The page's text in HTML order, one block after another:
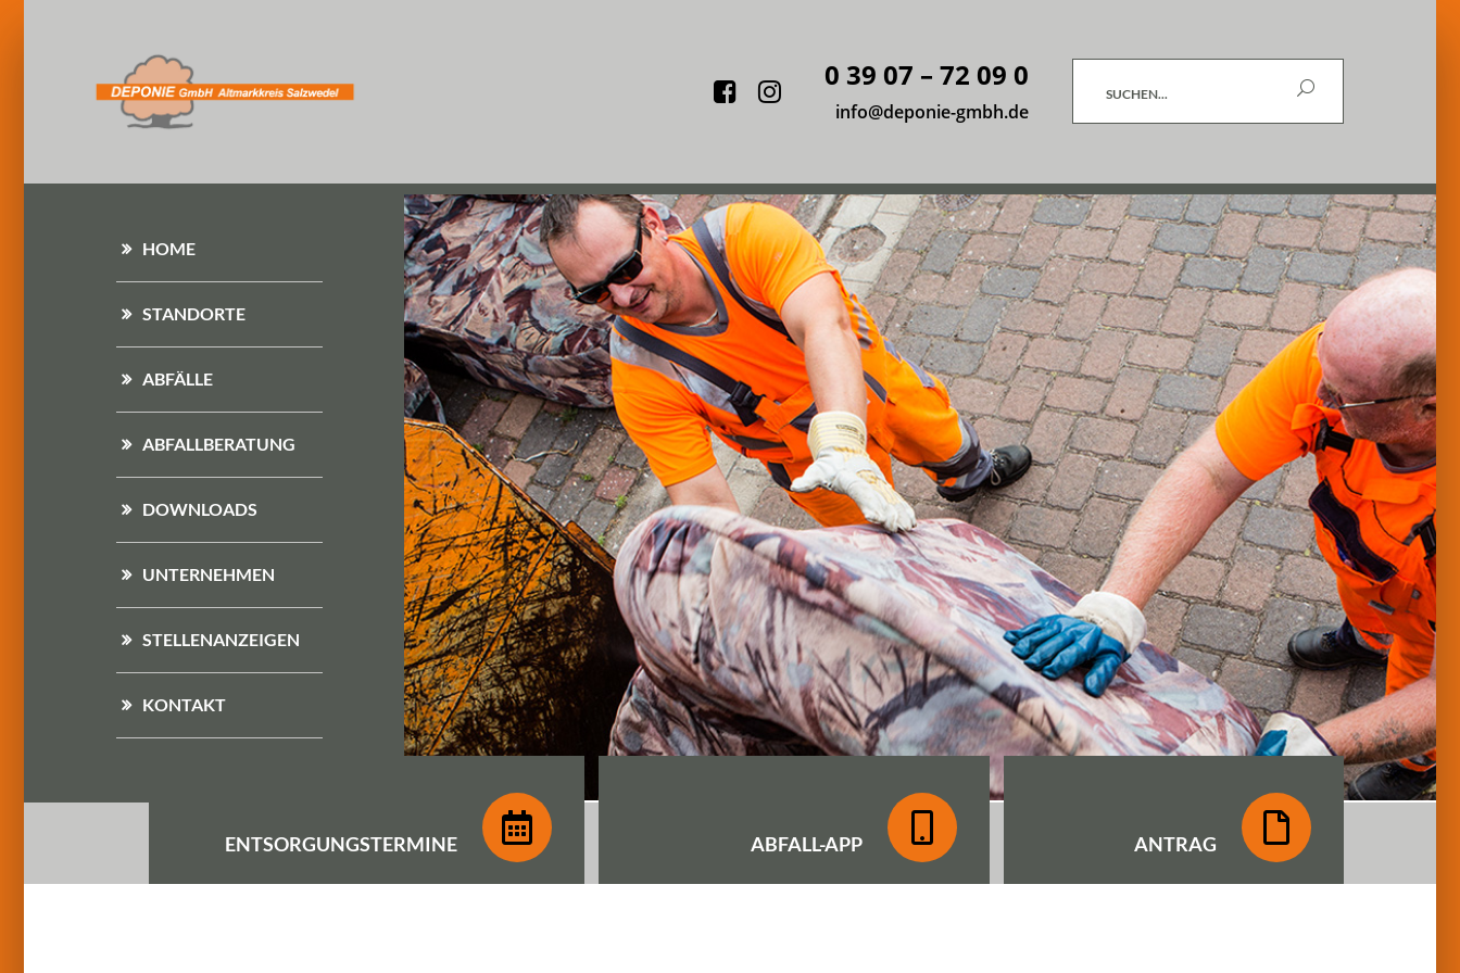
Facebook
Instagram
0 39 07 – 72 09 0
info@deponie-gmbh.de
Suchen
HOME
STANDORTE
ABFÄLLE
ABFALLBERATUNG
DOWNLOADS
UNTERNEHMEN
STELLENANZEIGEN
KONTAKT
ENTSORGUNGSTERMINE ABFALL-APP ANTRAG